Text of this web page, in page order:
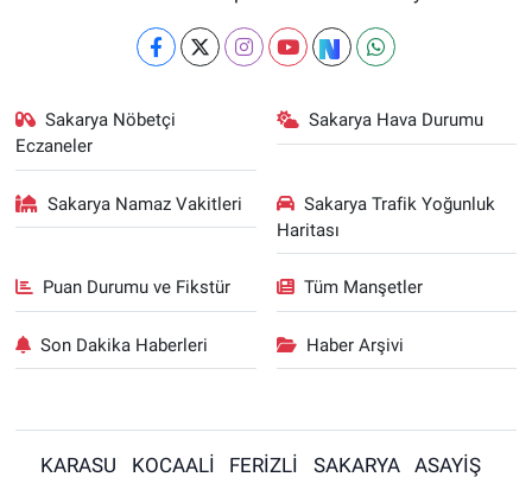
Sakarya Nöbetçi
Eczaneler
Sakarya Hava Durumu
Sakarya Namaz Vakitleri
Sakarya Trafik Yoğunluk
Haritası
Puan Durumu ve Fikstür Tüm Manşetler
Son Dakika Haberleri Haber Arşivi
KARASU KOCAALİ FERİZLİ SAKARYA ASAYİŞ